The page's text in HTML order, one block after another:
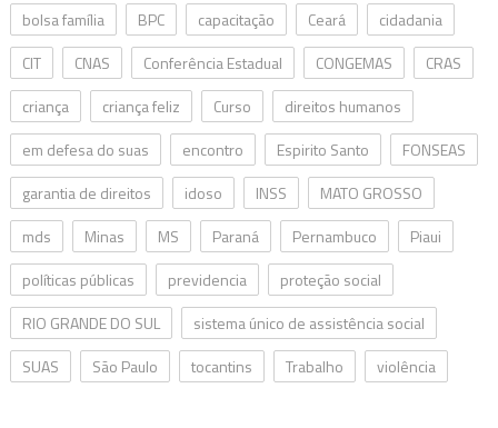
bolsa família
BPC capacitação Ceará
cidadania
CIT
CNAS Conferência Estadual CONGEMAS
CRAS
criança
criança feliz Curso
direitos humanos
em defesa do suas
encontro Espirito Santo
FONSEAS
garantia de direitos
idoso INSS
MATO GROSSO
mds
Minas MS Paraná Pernambuco
Piaui
políticas públicas
previdencia
proteção social
RIO GRANDE DO SUL
sistema único de assistência social
SUAS
São Paulo tocantins Trabalho violência